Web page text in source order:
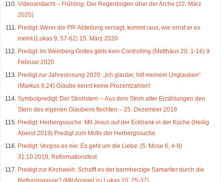
Videoandacht – Frühling: Der Regenbogen über der Arche (22. März
2020)
Predigt: Wenn die PR-Abteilung versagt, kommt raus, wie ernst er es
meint (Lukas 9, 57-62) 15. März 2020
Predigt: Im Weinberg Gottes gibts kein Controlling (Matthäus 20, 1-16) 9.
Februar 2020
Predigt zur Jahreslosung 2020: „Ich glaube; hilf meinem Unglauben“
(Markus 9,24) Glaube kennt keine Prozentzahlen!
Symbolpredigt: Der Strohstern – Aus dem Stroh alter Erzählungen den
Stern des eigenen Glaubens flechten – 25. Dezember 2019
Predigt: Herbergssuche. Mit Jesus auf der Eckbank in der Küche (Heilig
Abend 2019) Predigt zum Motiv der Herbergssuche
Predigt: Vergiss es nie: Es geht um die Liebe. (5. Mose 6, 4-9)
31.10.2019, Reformationsfest
Predigt zur Kirchweih: Schafft es der barmherzige Samariter durch die
Rettungsgasse? (Mit Anspiel zu Lukas 10, 25-37)